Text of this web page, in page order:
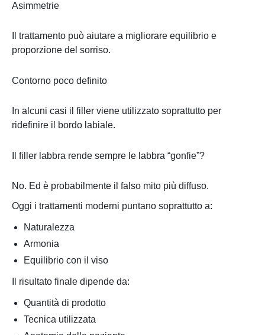
Asimmetrie
Il trattamento può aiutare a migliorare equilibrio e
proporzione del sorriso.
Contorno poco definito
In alcuni casi il filler viene utilizzato soprattutto per
ridefinire il bordo labiale.
Il filler labbra rende sempre le labbra “gonfie”?
No. Ed è probabilmente il falso mito più diffuso.
Oggi i trattamenti moderni puntano soprattutto a:
Naturalezza
Armonia
Equilibrio con il viso
Il risultato finale dipende da:
Quantità di prodotto
Tecnica utilizzata